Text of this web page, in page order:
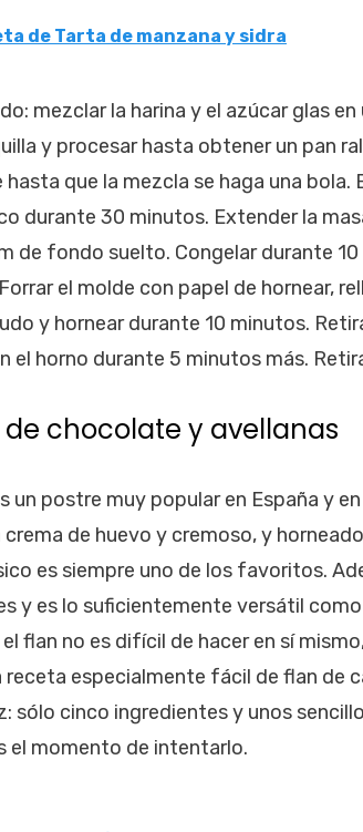
de Tarta de manzana y sidra
mezclar la harina y el azúcar glas
y procesar hasta obtener un pan
hasta que la mezcla se haga una
durante 30 minutos. Extender la
de fondo suelto. Congelar durante
el molde con papel de hornear,
y hornear durante 10 minutos.
el horno durante 5 minutos más.
de chocolate y avellanas
un postre muy popular en España y
crema de huevo y cremoso, y
es siempre uno de los favoritos.
y es lo suficientemente versátil
flan no es difícil de hacer en sí
receta especialmente fácil de flan de
sólo cinco ingredientes y unos
el momento de intentarlo.